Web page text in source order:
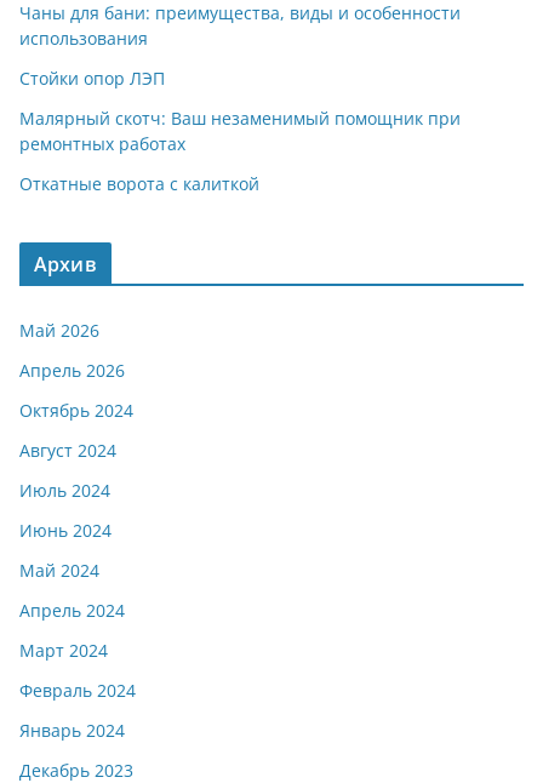
Чаны для бани: преимущества, виды и особенности
использования
Стойки опор ЛЭП
Малярный скотч: Ваш незаменимый помощник при
ремонтных работах
Откатные ворота с калиткой
Архив
Май 2026
Апрель 2026
Октябрь 2024
Август 2024
Июль 2024
Июнь 2024
Май 2024
Апрель 2024
Март 2024
Февраль 2024
Январь 2024
Декабрь 2023